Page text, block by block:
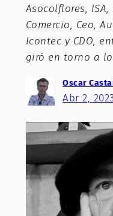
Asocolflores,
Comercio, Ceo,
Icontec y CDO,
giró en torno a
Oscar
Abr 2,